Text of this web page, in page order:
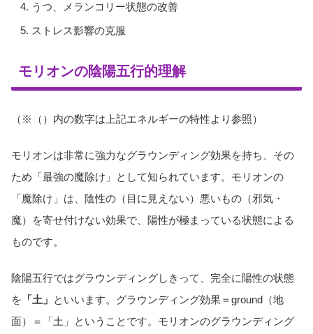
うつ、メランコリー状態の改善
ストレス影響の克服
モリオンの陰陽五行的理解
（※（）内の数字は上記エネルギーの特性より参照）
モリオンは非常に強力なグラウンディング効果を持ち、その
ため「最強の魔除け」として知られています。モリオンの
「魔除け」は、陰性の（目に見えない）悪いもの（邪気・
魔）を寄せ付けない効果で、陽性が極まっている状態による
ものです。
陰陽五行ではグラウンディングしきって、完全に陽性の状態
を 「土」 といいます。グラウンディング効果＝ground（地
面）＝「土」ということです。モリオンのグラウンディング